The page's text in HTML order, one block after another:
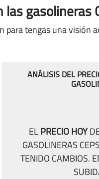
las gasolineras
para tengas una visión
ANÁLISIS DEL
ELPRECIO HOY
GASOLINERAS
TENIDO CAMBIOS.